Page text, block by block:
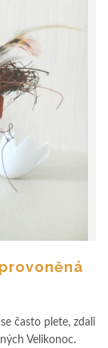
často plete, zdali
Velikonoc.